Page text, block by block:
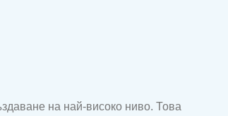
на най-високо ниво. Това